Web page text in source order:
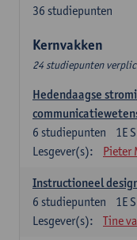
36 studiepunten
Kernvakken
24 studiepunten
Hedendaagse
1E
6 studiepunten
Lesgever(s):
Pieter
Instructioneel
1E
6 studiepunten
Lesgever(s):
Tine